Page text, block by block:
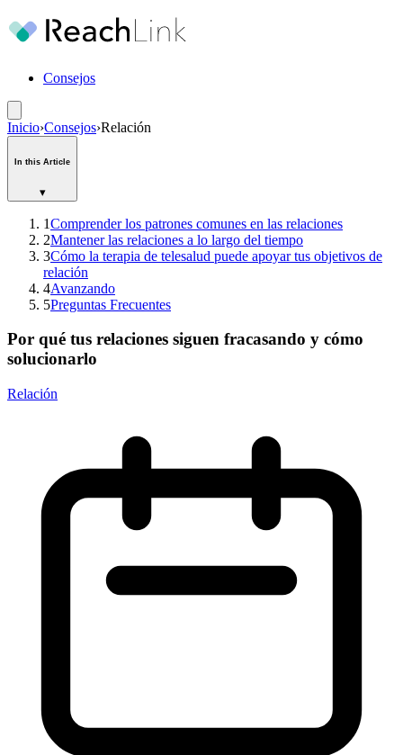
Consejos
Inicio›Consejos›Relación
In this Article
▾
1Comprender los patrones comunes en las relaciones
2Mantener las relaciones a lo largo del tiempo
3Cómo la terapia de telesalud puede apoyar tus objetivos de
relación
4Avanzando
5Preguntas Frecuentes
Por qué tus relaciones siguen fracasando y cómo
solucionarlo
Relación